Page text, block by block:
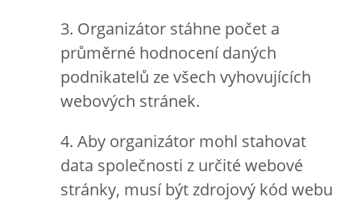
3. Organizátor stáhne počet a
průměrné hodnocení daných
podnikatelů ze všech vyhovujících
webových stránek.
4. Aby organizátor mohl stahovat
data společnosti z určité webové
stránky, musí být zdrojový kód webu